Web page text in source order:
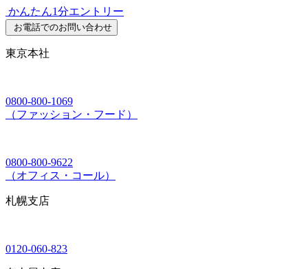
かんたん1分エントリー
お電話でのお問い合わせ
東京本社
0800-800-1069
（ファッション・フード）
0800-800-9622
（オフィス・コール）
札幌支店
0120-060-823